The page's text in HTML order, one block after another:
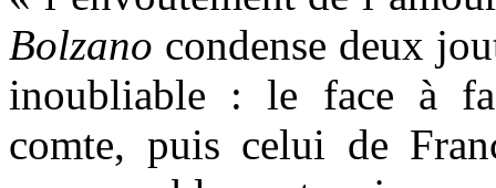
Bolzano condense deux
inoubliable : le face à
comte, puis celui de